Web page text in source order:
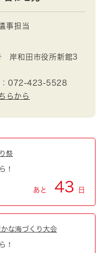
事担当
岸和田市役所新館3
：072-423-5528
らから
祭
！
あと 43 日
な海づくり大会
！